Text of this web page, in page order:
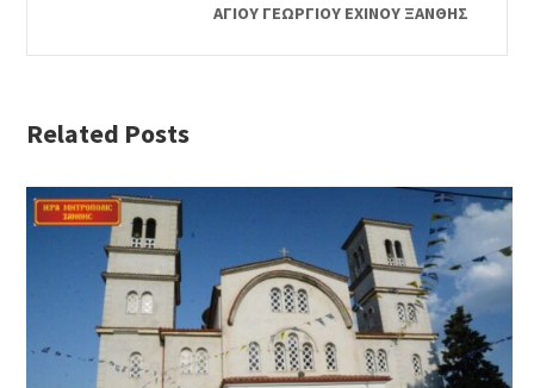
ΑΓΙΟΥ ΓΕΩΡΓΙΟΥ ΕΧΙΝΟΥ ΞΑΝΘΗΣ
Related Posts